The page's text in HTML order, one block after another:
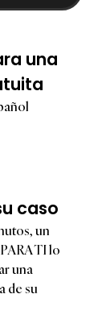
una
caso
un
TI lo
una
de su